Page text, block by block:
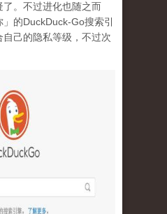
。不过进化也随之而
」的DuckDuck-Go搜索引
己的隐私等级，不过次